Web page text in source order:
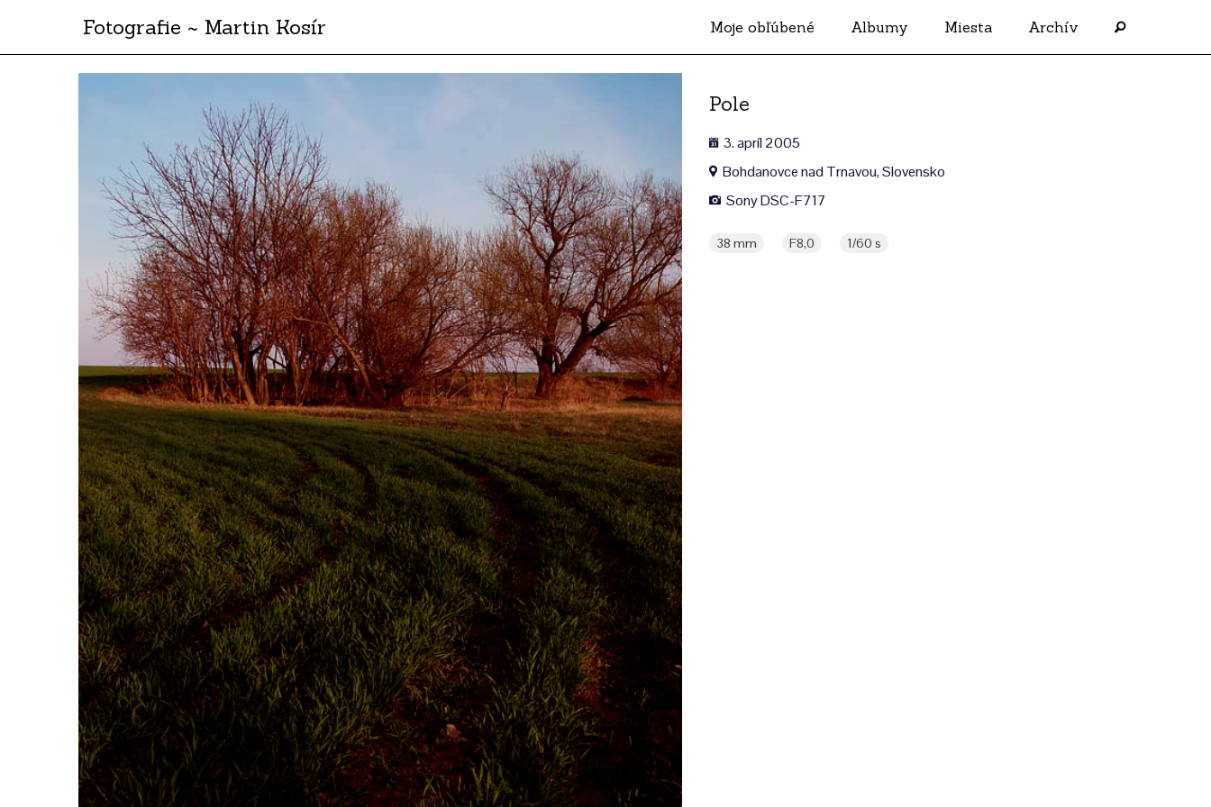
Fotografie ~ Martin Kosír Moje obľúbené Albumy Miesta Archív
Pole
3. apríl 2005
Bohdanovce nad Trnavou, Slovensko
Sony DSC-F717
38 mm F8,0 1/60 s